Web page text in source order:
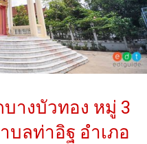
างบัวทอง หมู่ 3
บลท่าอิฐ อำเภอ